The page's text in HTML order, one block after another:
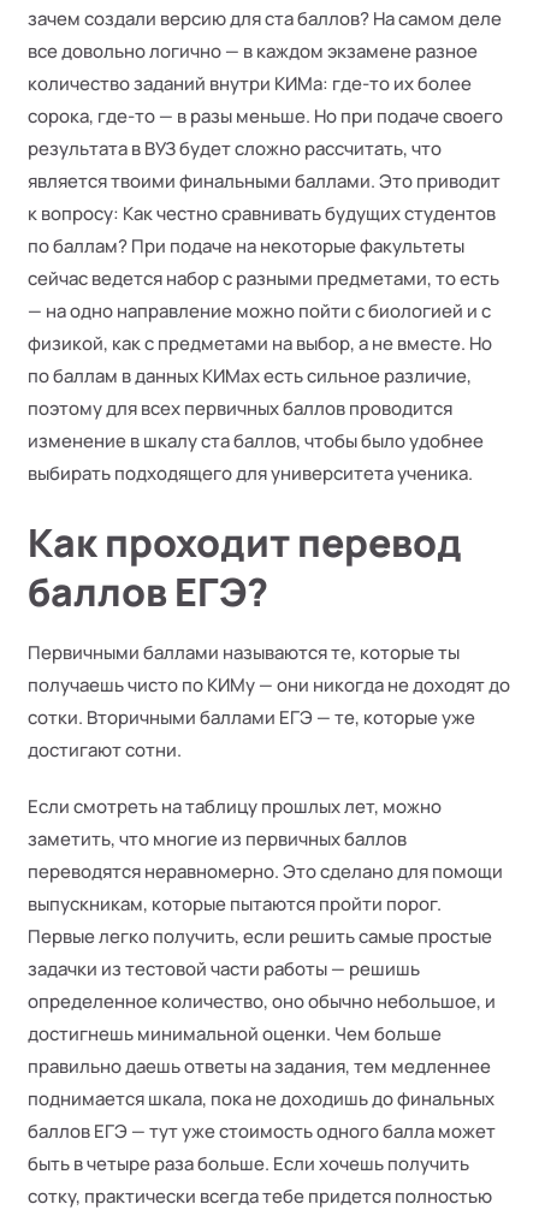
зачем создали версию для ста баллов? На самом деле
все довольно логично — в каждом экзамене разное
количество заданий внутри КИМа: где-то их более
сорока, где-то — в разы меньше. Но при подаче своего
результата в ВУЗ будет сложно рассчитать, что
является твоими финальными баллами. Это приводит
к вопросу: Как честно сравнивать будущих студентов
по баллам? При подаче на некоторые факультеты
сейчас ведется набор с разными предметами, то есть
— на одно направление можно пойти с биологией и с
физикой, как с предметами на выбор, а не вместе. Но
по баллам в данных КИМах есть сильное различие,
поэтому для всех первичных баллов проводится
изменение в шкалу ста баллов, чтобы было удобнее
выбирать подходящего для университета ученика.
Как проходит перевод
баллов ЕГЭ?
Первичными баллами называются те, которые ты
получаешь чисто по КИМу — они никогда не доходят до
сотки. Вторичными баллами ЕГЭ — те, которые уже
достигают сотни.
Если смотреть на таблицу прошлых лет, можно
заметить, что многие из первичных баллов
переводятся неравномерно. Это сделано для помощи
выпускникам, которые пытаются пройти порог.
Первые легко получить, если решить самые простые
задачки из тестовой части работы — решишь
определенное количество, оно обычно небольшое, и
достигнешь минимальной оценки. Чем больше
правильно даешь ответы на задания, тем медленнее
поднимается шкала, пока не доходишь до финальных
баллов ЕГЭ — тут уже стоимость одного балла может
быть в четыре раза больше. Если хочешь получить
сотку, практически всегда тебе придется полностью